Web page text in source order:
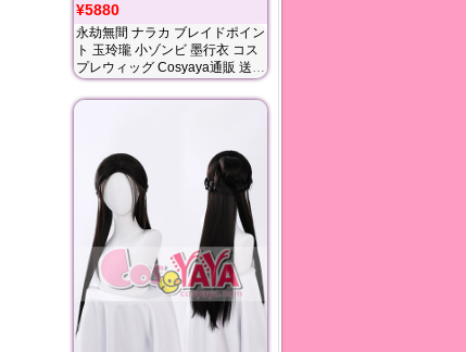
¥5880
永劫無間 ナラカ ブレイドポイン
ト 玉玲瓏 小ゾンビ 墨行衣 コス
プレウィッグ Cosyaya通販 送料
無料